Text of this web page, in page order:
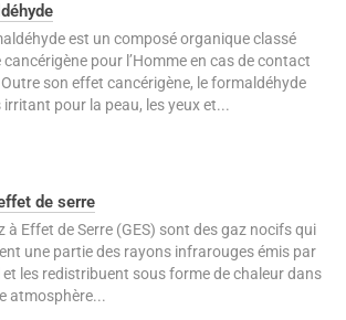
est un composé organique classé
pour l’Homme en cas de contact
son effet cancérigène, le formaldéhyde
irritant pour la peau, les yeux et...
de serre
à Effet de Serre (GES) sont des gaz nocifs qui
une partie des rayons infrarouges émis par
et les redistribuent sous forme de chaleur dans
atmosphère...